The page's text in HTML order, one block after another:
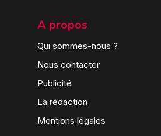
A propos
Qui sommes-nous ?
Nous contacter
Publicité
La rédaction
Mentions légales